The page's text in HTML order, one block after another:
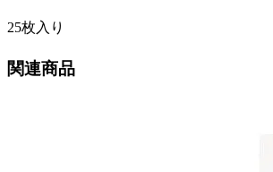
25枚入り
関連商品